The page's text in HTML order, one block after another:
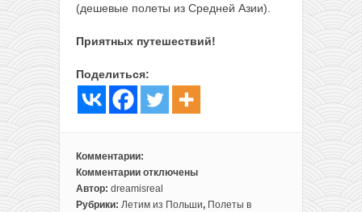
(дешевые полеты из Средней Азии).
Приятных путешествий!
Поделиться:
Комментарии:
Комментарии
к
записи
отключены
Автор: dreamisreal
Рубрики: Летим из Польши, Полеты в